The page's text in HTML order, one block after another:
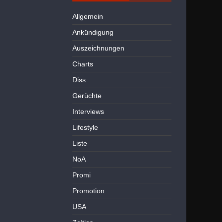
Allgemein
Ankündigung
Auszeichnungen
Charts
Diss
Gerüchte
Interviews
Lifestyle
Liste
NoA
Promi
Promotion
USA